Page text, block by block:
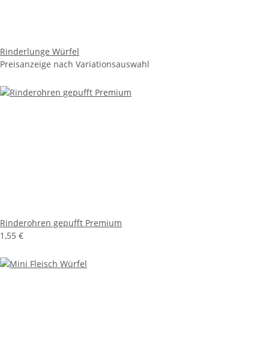
Rinderlunge Würfel
Preisanzeige nach Variationsauswahl
Rinderohren gepufft Premium
1,55 €